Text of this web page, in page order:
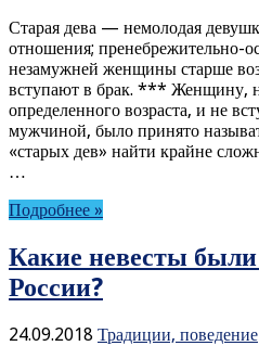
Старая дева — немолодая
отношения; пренебрежительно-
незамужней женщины старше
вступают в брак. *** Женщину,
определенного возраста, и не
мужчиной, было принято
«старых дев» найти крайне
…
Подробнее »
Какие невесты
России?
24.09.2018 Традиции, поведение